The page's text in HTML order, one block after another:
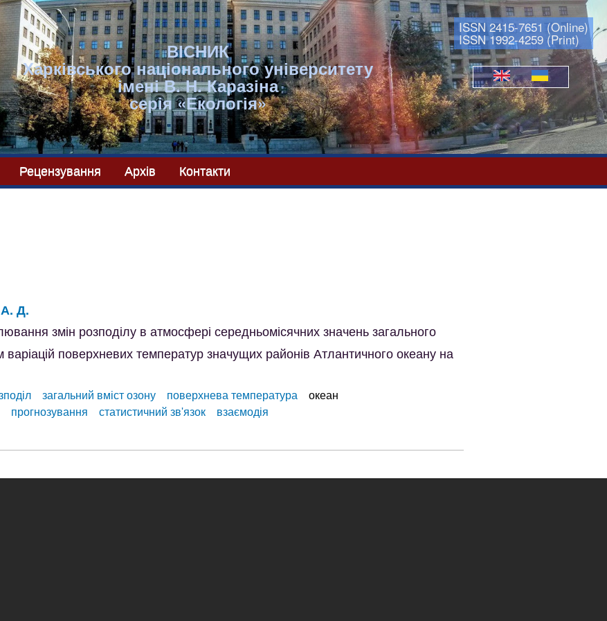
Мови
ВІСНИК
Харківського національного університету
імені В. Н. Каразіна
серія «Екологія»
ISSN 2415-7651 (Online)
ISSN 1992-4259 (Print)
Рецензування Архів Контакти
Д.
змін розподілу в атмосфері середньомісячних значень загального
варіацій поверхневих температур значущих районів Атлантичного океану на
загальний вміст озону поверхнева температура
океан
прогнозування статистичний зв'язок взаємодія